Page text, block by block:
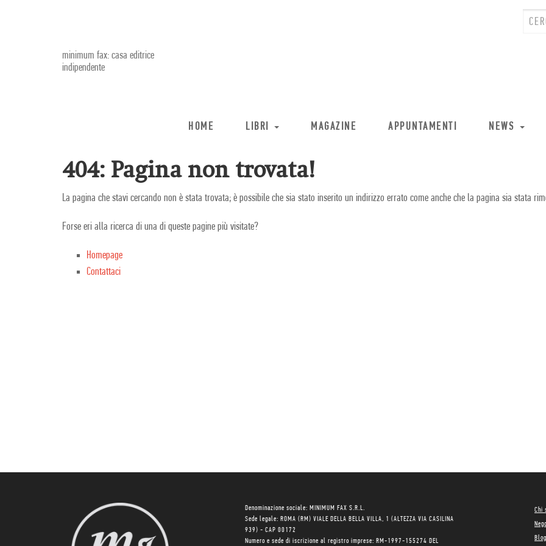
minimum fax: casa editrice
indipendente
HOME LIBRI MAGAZINE APPUNTAMENTI NEWS
404: Pagina non trovata!
La pagina che stavi cercando non è stata trovata; è possibile che sia stato inserito un indirizzo errato come anche che la pagina sia stata
Forse eri alla ricerca di una di queste pagine più visitate?
Homepage
Contattaci
Denominazione sociale: MINIMUM FAX S.R.L.
Sede legale: ROMA (RM) VIALE DELLA BELLA VILLA, 1 (ALTEZZA VIA CASILINA
939) - CAP 00172
Numero e sede di iscrizione al registro imprese: RM-1997-155274 DEL
Chi